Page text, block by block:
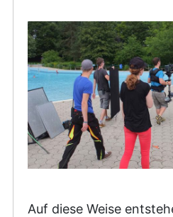
Auf diese Weise